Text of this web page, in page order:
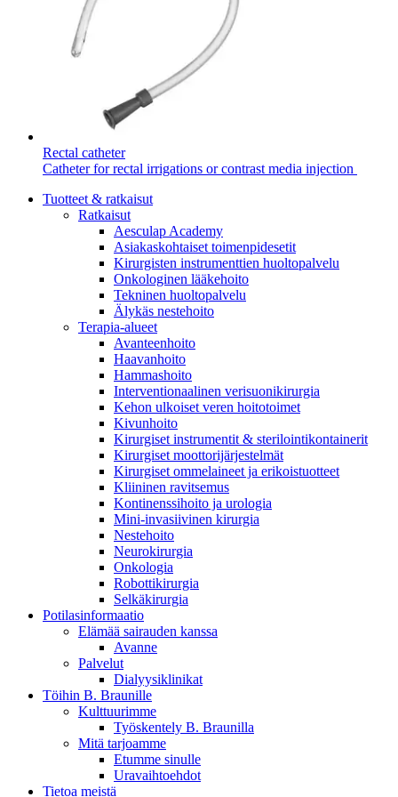
Tuotekatalogi
Etsitkö tiettyä tuotetta? Tuotekatalogista löydät kattavan
tuoteportfoliomme.
Aesculap Academy
Tarjoamme laajan valikoiman akkreditoituja koulutuskursseja
lääketieteen ammattilaisille.
Ota yhteyttä
Soita, lähetä sähköpostia tai täytä yhteydenottolomake.
Rectal catheter
Catheter for rectal irrigations or contrast media injection
Tuotteet & ratkaisut
Ratkaisut
Aesculap Academy
Asiakaskohtaiset toimenpidesetit
Kirurgisten instrumenttien huoltopalvelu
Onkologinen lääkehoito
Tekninen huoltopalvelu
Älykäs nestehoito
Terapia-alueet
Avanteenhoito
Haavanhoito
Hammashoito
Interventionaalinen verisuonikirurgia
Kehon ulkoiset veren hoitotoimet
Kivunhoito
Kirurgiset instrumentit & sterilointikontainerit
Kirurgiset moottorijärjestelmät
Kirurgiset ommelaineet ja erikoistuotteet
Kliininen ravitsemus
Kontinenssihoito ja urologia
Mini-invasiivinen kirurgia
Nestehoito
Neurokirurgia
Onkologia
Robottikirurgia
Selkäkirurgia
Potilasinformaatio
Elämää sairauden kanssa
Avanne
Palvelut
Dialyysiklinikat
Töihin B. Braunille
Kulttuurimme
Työskentely B. Braunilla
Mitä tarjoamme
Etumme sinulle
Uravaihtoehdot
Tietoa meistä